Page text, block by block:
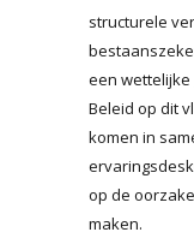
structurele
een wettelijke
Beleid op dit
komen in
op de
maken.